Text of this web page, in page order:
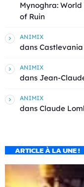
Mynoghra:
of Ruin
ANIMIX
dans
ANIMIX
dans Jean-
ANIMIX
dans Claude
ARTICLE À LA UNE !